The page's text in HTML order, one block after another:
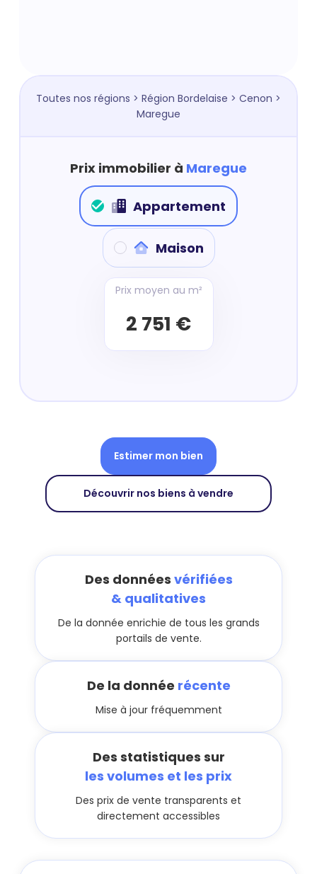
Toutes nos régions > Région Bordelaise > Cenon >
Maregue
Prix immobilier à Maregue
Appartement
Maison
Prix moyen au m²
2 751 €
Estimer mon bien
Découvrir nos biens à vendre
Des données vérifiées
& qualitatives
De la donnée enrichie de tous les grands
portails de vente.
De la donnée récente
Mise à jour fréquemment
Des statistiques sur
les volumes et les prix
Des prix de vente transparents et
directement accessibles